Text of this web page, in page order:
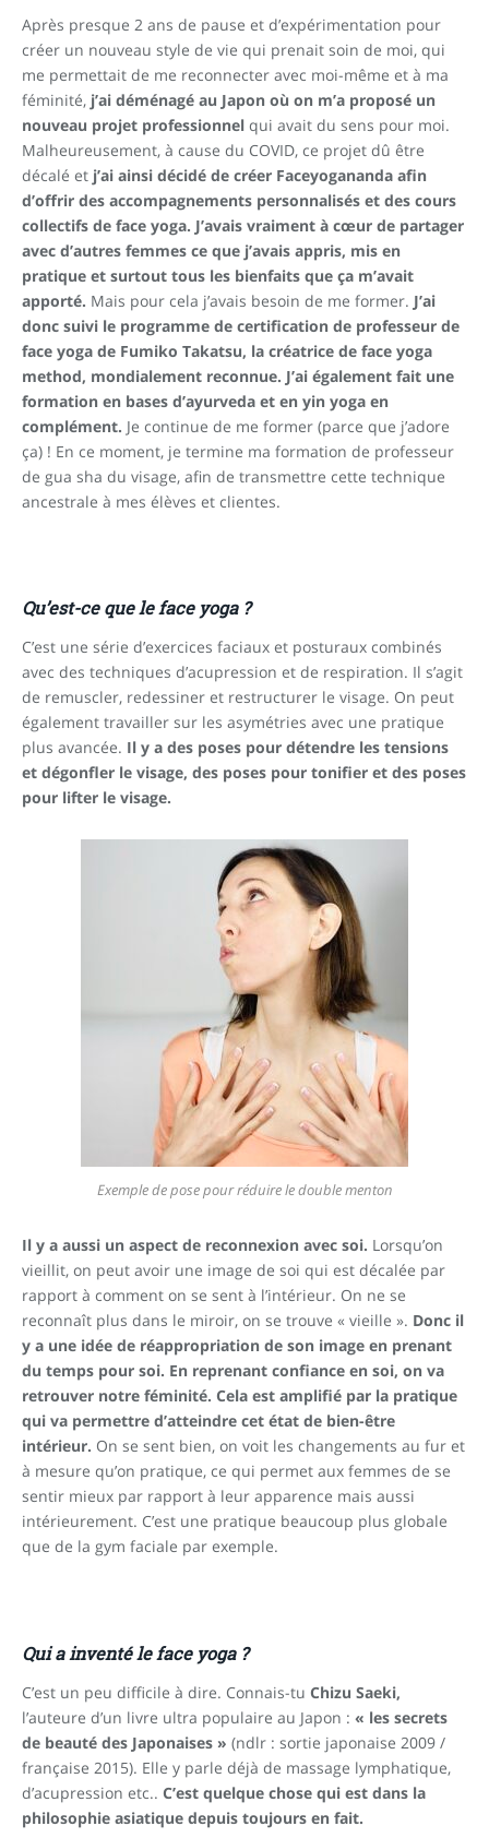
Après presque 2 ans de pause et d’expérimentation pour
créer un nouveau style de vie qui prenait soin de moi, qui
me permettait de me reconnecter avec moi-même et à ma
féminité, j’ai déménagé au Japon où on m’a proposé un
nouveau projet professionnel qui avait du sens pour moi.
Malheureusement, à cause du COVID, ce projet dû être
décalé et j’ai ainsi décidé de créer Faceyogananda afin
d’offrir des accompagnements personnalisés et des cours
collectifs de face yoga. J’avais vraiment à cœur de partager
avec d’autres femmes ce que j’avais appris, mis en
pratique et surtout tous les bienfaits que ça m’avait
apporté. Mais pour cela j’avais besoin de me former. J’ai
donc suivi le programme de certification de professeur de
face yoga de Fumiko Takatsu, la créatrice de face yoga
method, mondialement reconnue. J’ai également fait une
formation en bases d’ayurveda et en yin yoga en
complément. Je continue de me former (parce que j’adore
ça) ! En ce moment, je termine ma formation de professeur
de gua sha du visage, afin de transmettre cette technique
ancestrale à mes élèves et clientes.
Qu’est-ce que le face yoga ?
C’est une série d’exercices faciaux et posturaux combinés
avec des techniques d’acupression et de respiration. Il s’agit
de remuscler, redessiner et restructurer le visage. On peut
également travailler sur les asymétries avec une pratique
plus avancée. Il y a des poses pour détendre les tensions
et dégonfler le visage, des poses pour tonifier et des poses
pour lifter le visage.
Exemple de pose pour réduire le double menton
Il y a aussi un aspect de reconnexion avec soi. Lorsqu’on
vieillit, on peut avoir une image de soi qui est décalée par
rapport à comment on se sent à l’intérieur. On ne se
reconnaît plus dans le miroir, on se trouve « vieille ». Donc il
y a une idée de réappropriation de son image en prenant
du temps pour soi. En reprenant confiance en soi, on va
retrouver notre féminité. Cela est amplifié par la pratique
qui va permettre d’atteindre cet état de bien-être
intérieur. On se sent bien, on voit les changements au fur et
à mesure qu’on pratique, ce qui permet aux femmes de se
sentir mieux par rapport à leur apparence mais aussi
intérieurement. C’est une pratique beaucoup plus globale
que de la gym faciale par exemple.
Qui a inventé le face yoga ?
C’est un peu difficile à dire. Connais-tu Chizu Saeki,
l’auteure d’un livre ultra populaire au Japon : « les secrets
de beauté des Japonaises » (ndlr : sortie japonaise 2009 /
française 2015). Elle y parle déjà de massage lymphatique,
d’acupression etc.. C’est quelque chose qui est dans la
philosophie asiatique depuis toujours en fait.